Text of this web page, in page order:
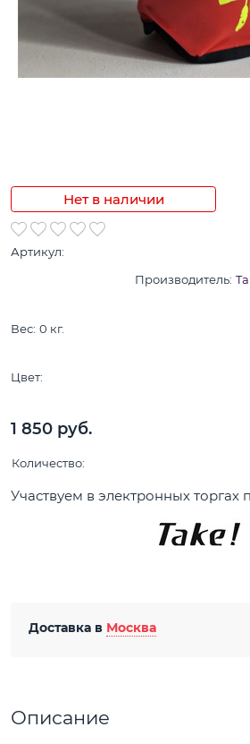
Нет в наличии
Артикул:
Производитель:
Вес: 0 кг.
Цвет:
1 850 руб.
Количество:
Участвуем в электронных
Доставка в Москва
Описание